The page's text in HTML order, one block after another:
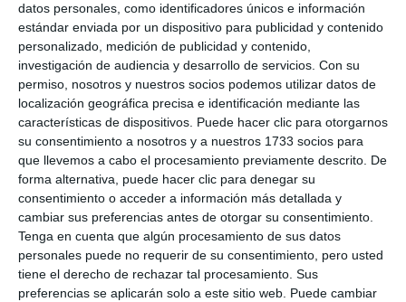
datos personales, como identificadores únicos e información
estándar enviada por un dispositivo para publicidad y contenido
personalizado, medición de publicidad y contenido,
investigación de audiencia y desarrollo de servicios. Con su
permiso, nosotros y nuestros socios podemos utilizar datos de
localización geográfica precisa e identificación mediante las
características de dispositivos. Puede hacer clic para otorgarnos
su consentimiento a nosotros y a nuestros 1733 socios para
que llevemos a cabo el procesamiento previamente descrito. De
forma alternativa, puede hacer clic para denegar su
consentimiento o acceder a información más detallada y
cambiar sus preferencias antes de otorgar su consentimiento.
Tenga en cuenta que algún procesamiento de sus datos
personales puede no requerir de su consentimiento, pero usted
tiene el derecho de rechazar tal procesamiento. Sus
preferencias se aplicarán solo a este sitio web. Puede cambiar